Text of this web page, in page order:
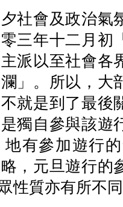
社會及政治氣
三年十二月初
派以至社會各
」。所以，大
就是到了最後
獨自參與該遊
地有參加遊行
，元旦遊行的
性質亦有所不